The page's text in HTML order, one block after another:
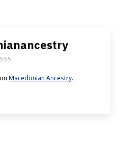
Macedonian Ancestry.